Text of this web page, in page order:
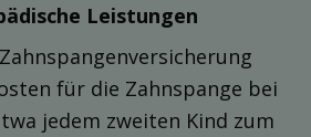
Leis­tungen
für die Zahnspange bei
jedem zweiten Kind zum